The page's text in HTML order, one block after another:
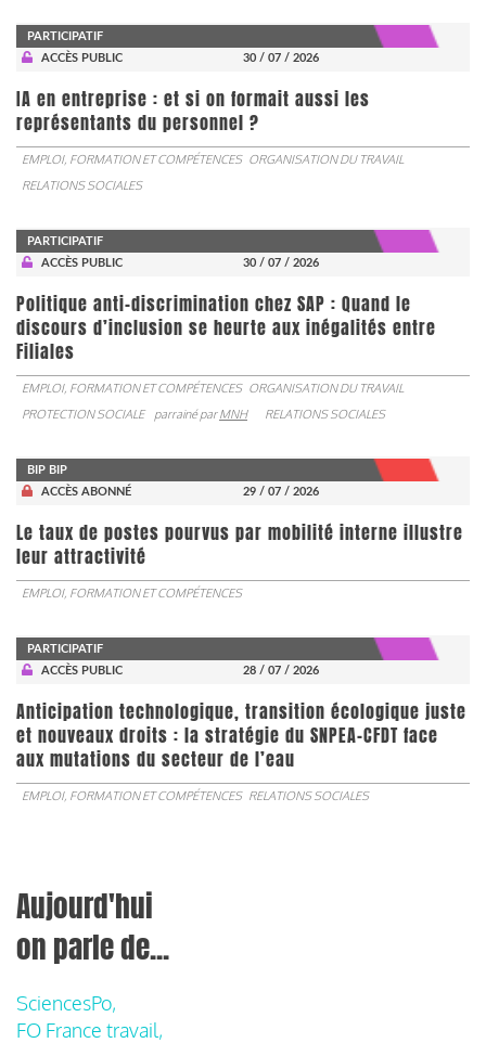
PARTICIPATIF
ACCÈS PUBLIC
30 / 07 / 2026
IA en entreprise : et si on formait aussi les
représentants du personnel ?
EMPLOI, FORMATION ET COMPÉTENCES ORGANISATION DU TRAVAIL
RELATIONS SOCIALES
PARTICIPATIF
ACCÈS PUBLIC
30 / 07 / 2026
Politique anti-discrimination chez SAP : Quand le
discours d’inclusion se heurte aux inégalités entre
Filiales
EMPLOI, FORMATION ET COMPÉTENCES ORGANISATION DU TRAVAIL
PROTECTION SOCIALE
parrainé parMNH RELATIONS SOCIALES
BIP BIP
ACCÈS ABONNÉ
29 / 07 / 2026
Le taux de postes pourvus par mobilité interne illustre
leur attractivité
EMPLOI, FORMATION ET COMPÉTENCES
PARTICIPATIF
ACCÈS PUBLIC
28 / 07 / 2026
Anticipation technologique, transition écologique juste
et nouveaux droits : la stratégie du SNPEA-CFDT face
aux mutations du secteur de l’eau
EMPLOI, FORMATION ET COMPÉTENCES RELATIONS SOCIALES
Aujourd'hui
on parle de...
SciencesPo,
FO France travail,